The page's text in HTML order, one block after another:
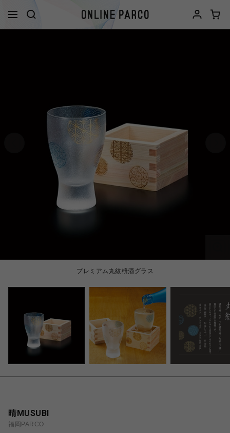
プレミアム丸紋枡酒グラス
晴MUSUBI
福岡PARCO